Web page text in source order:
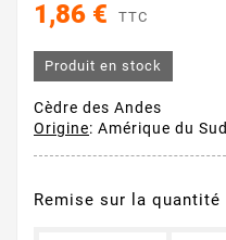
1,86 €
TTC
Produit en stock
Cèdre des Andes
Origine: Amérique du Sud
Remise sur la quantité